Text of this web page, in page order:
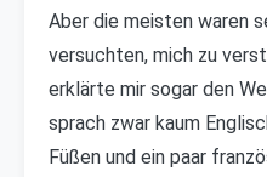
Aber die meisten waren
versuchten, mich zu
erklärte mir sogar den
sprach zwar kaum
Füßen und ein paar